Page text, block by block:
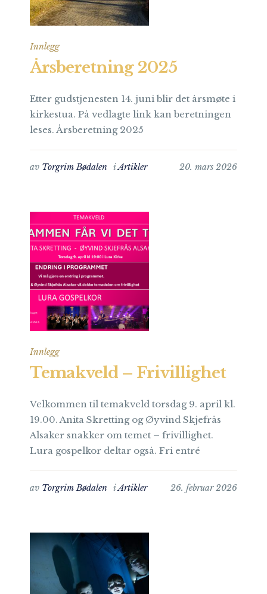
Innlegg
Årsberetning 2025
Etter gudstjenesten 14. juni blir det årsmøte i
kirkestua. På vedlagte link kan beretningen
leses. Årsberetning 2025
20. mars 2026
av Torgrim Bødalen iArtikler
Innlegg
Temakveld – Frivillighet
Velkommen til temakveld torsdag 9. april kl.
19.00. Anita Skretting og Øyvind Skjefrås
Alsaker snakker om temet – frivillighet.
Lura gospelkor deltar også. Fri entré
26. februar 2026
av Torgrim Bødalen iArtikler